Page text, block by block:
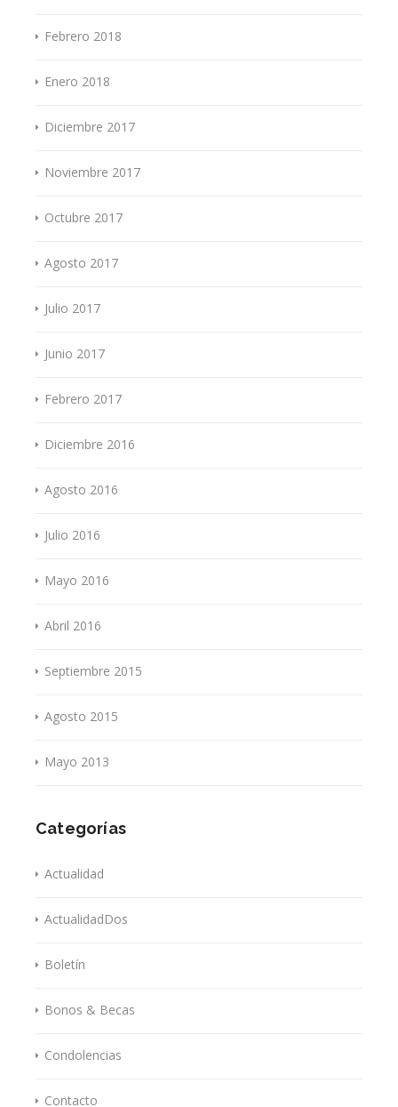
Febrero 2018
Enero 2018
Diciembre 2017
Noviembre 2017
Octubre 2017
Agosto 2017
Julio 2017
Junio 2017
Febrero 2017
Diciembre 2016
Agosto 2016
Julio 2016
Mayo 2016
Abril 2016
Septiembre 2015
Agosto 2015
Mayo 2013
Categorías
Actualidad
ActualidadDos
Boletín
Bonos & Becas
Condolencias
Contacto